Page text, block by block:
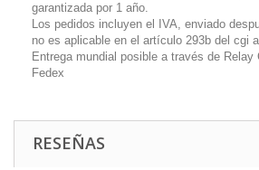
garantizada por 1 año.
Los pedidos incluyen el IVA, enviado
no es aplicable en el artículo 293b del cgi
Entrega mundial posible a través de Relay
Fedex
RESEÑAS